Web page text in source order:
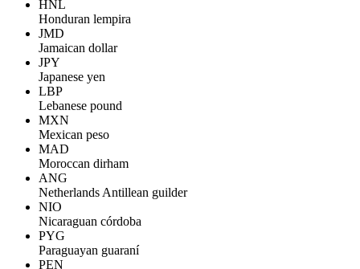
HNL
Honduran lempira
JMD
Jamaican dollar
JPY
Japanese yen
LBP
Lebanese pound
MXN
Mexican peso
MAD
Moroccan dirham
ANG
Netherlands Antillean guilder
NIO
Nicaraguan córdoba
PYG
Paraguayan guaraní
PEN